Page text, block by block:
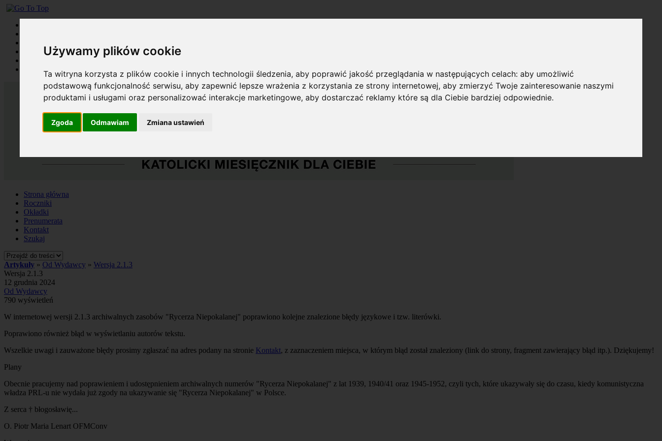
Używamy plików cookie
Ta witryna korzysta z plików cookie i innych technologii śledzenia, aby poprawić jakość przeglądania w następujących celach:aby umożliwić
podstawową funkcjonalność serwisu,aby zapewnić lepsze wrażenia z korzystania ze strony internetowej,aby zmierzyć Twoje zainteresowanie naszymi
produktami i usługami oraz personalizować interakcje marketingowe,aby dostarczać reklamy które są dla Ciebie bardziej odpowiednie.
Zgoda Odmawiam Zmiana ustawień
Prenumerata
Szukaj
Strona główna
Roczniki
Okładki
Prenumerata
Kontakt
Szukaj
Artykuły » Od Wydawcy » Wersja 2.1.3
Wersja 2.1.3
12 grudnia 2024
Od Wydawcy
790 wyświetleń
W internetowej wersji 2.1.3 archiwalnych zasobów "Rycerza Niepokalanej" poprawiono kolejne znalezione błędy językowe i tzw. literówki.
Poprawiono również błąd w wyświetlaniu autorów tekstu.
Wszelkie uwagi i zauważone błędy prosimy zgłaszać na adres podany na stronie Kontakt, z zaznaczeniem miejsca, w którym błąd został znaleziony (link do strony, fragment zawierający błąd itp.). Dziękujemy!
Plany
Obecnie pracujemy nad poprawieniem i udostępnieniem archiwalnych numerów "Rycerza Niepokalanej" z lat 1939, 1940/41 oraz 1945-1952, czyli tych, które ukazywały się do czasu, kiedy komunistyczna
władza PRL-u nie wydała już zgody na ukazywanie się "Rycerza Niepokalanej" w Polsce.
Z serca † błogosławię...
O. Piotr Maria Lenart OFMConv